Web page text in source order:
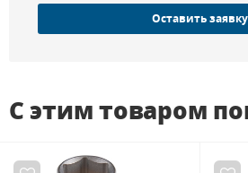
Оставить заявку
С этим товаром